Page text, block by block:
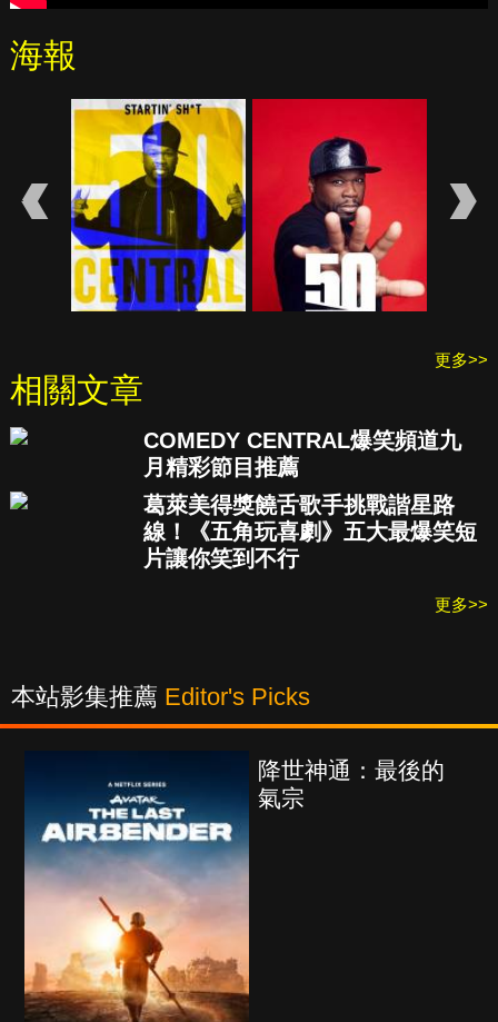
海報
更多>>
相關文章
COMEDY CENTRAL爆笑頻道九
月精彩節目推薦
葛萊美得獎饒舌歌手挑戰諧星路
線！《五角玩喜劇》五大最爆笑短
片讓你笑到不行
更多>>
本站影集推薦 Editor's Picks
降世神通：最後的
氣宗